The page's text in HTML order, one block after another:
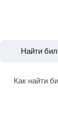
Найти
Как найти